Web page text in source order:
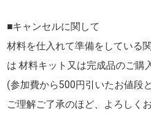
■キャンセルに関して
材料を仕入れて準備をしている
は 材料キット又は完成品のご購
(参加費から500円引いたお値段
ご理解ご了承のほど、よろしく